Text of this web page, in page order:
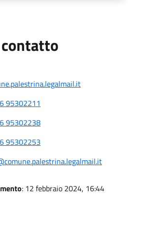
95302211
95302238
95302253
: 12 febbraio 2024, 16:44